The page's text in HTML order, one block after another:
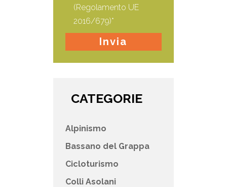
(Regolamento UE
2016/679)*
CATEGORIE
Alpinismo
Bassano del Grappa
Cicloturismo
Colli Asolani